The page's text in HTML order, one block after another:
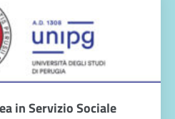
in Servizio Sociale